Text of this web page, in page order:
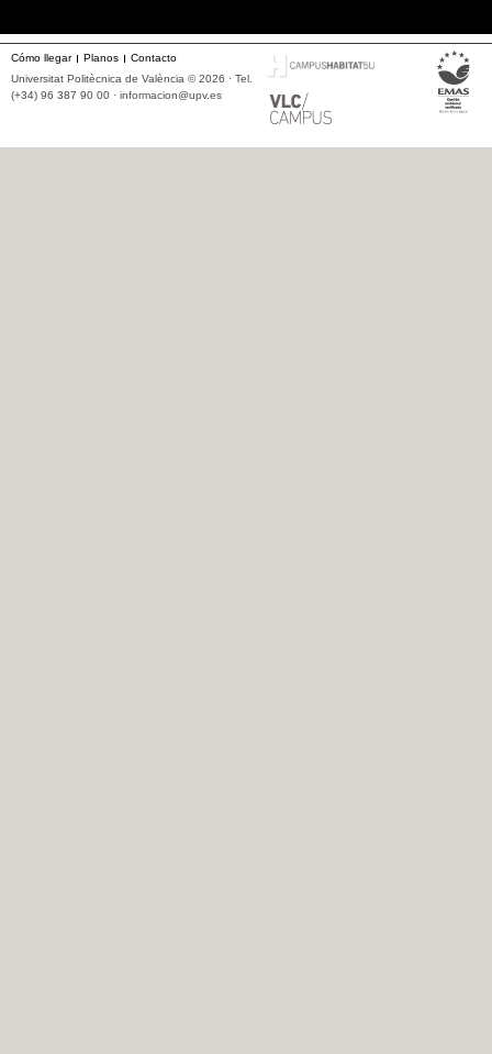
Cómo llegar Planos
Contacto
Universitat Politècnica de València © 2026 · Tel.
(+34) 96 387 90 00 · informacion@upv.es